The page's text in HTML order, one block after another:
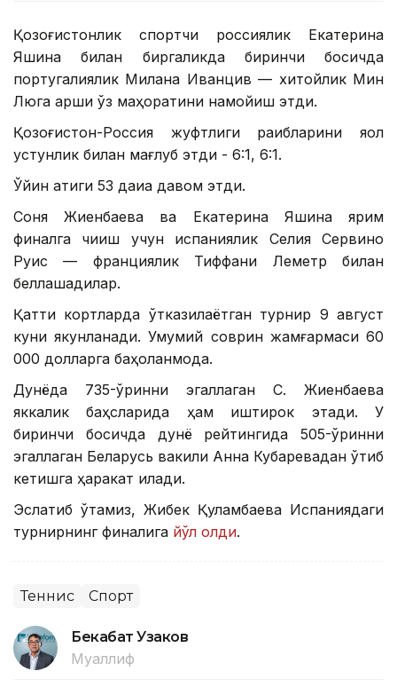
Қозоғистонлик спортчи россиялик Екатерина
Яшина билан биргаликда биринчи босқичда
португалиялик Милана Иванцив — хитойлик Мин
Люга қарши ўз маҳоратини намойиш этди.
Қозоғистон-Россия жуфтлиги рақибларини яққол
устунлик билан мағлуб этди - 6:1, 6:1.
Ўйин атиги 53 дақиқа давом этди.
Соня Жиенбаева ва Екатерина Яшина ярим
финалга чиқиш учун испаниялик Селия Сервино
Руис — франциялик Тиффани Леметр билан
беллашадилар.
Қаттиқ кортларда ўтказилаётган турнир 9 август
куни якунланади. Умумий соврин жамғармаси 60
000 долларга баҳоланмоқда.
Дунёда 735-ўринни эгаллаган С. Жиенбаева
яккалик баҳсларида ҳам иштирок этади. У
биринчи босқичда дунё рейтингида 505-ўринни
эгаллаган Беларусь вакили Анна Кубаревадан ўтиб
кетишга ҳаракат қилади.
Эслатиб ўтамиз, Жибек Қуламбаева Испаниядаги
турнирнинг финалига йўл олди.
Теннис Спорт
Бекабат Узаков
Муаллиф